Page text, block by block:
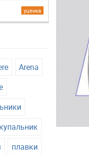
уценка
Arena
купальник
плавки